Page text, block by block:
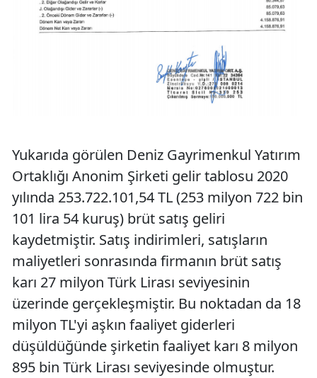
Yukarıda görülen Deniz Gayrimenkul Yatırım
Ortaklığı Anonim Şirketi gelir tablosu 2020
yılında 253.722.101,54 TL (253 milyon 722 bin
101 lira 54 kuruş) brüt satış geliri
kaydetmiştir. Satış indirimleri, satışların
maliyetleri sonrasında firmanın brüt satış
karı 27 milyon Türk Lirası seviyesinin
üzerinde gerçekleşmiştir. Bu noktadan da 18
milyon TL'yi aşkın faaliyet giderleri
düşüldüğünde şirketin faaliyet karı 8 milyon
895 bin Türk Lirası seviyesinde olmuştur.